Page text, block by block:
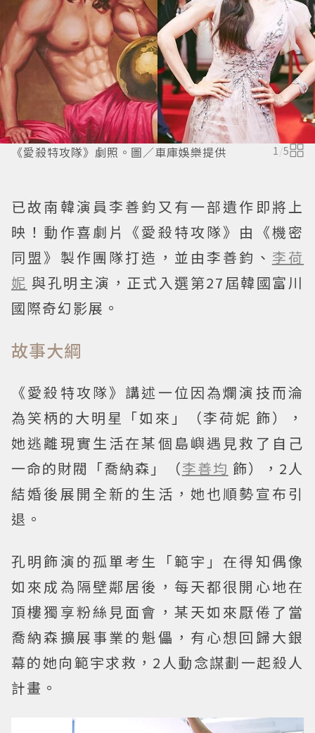
《愛殺特攻隊》劇照。圖／車庫娛樂提供 1/5
已故南韓演員李善鈞又有一部遺作即將上
映！動作喜劇片《愛殺特攻隊》由《機密
同盟》製作團隊打造，並由李善鈞、 李荷
妮 與孔明主演，正式入選第27屆韓國富川
國際奇幻影展。
故事大綱
《愛殺特攻隊》講述一位因為爛演技而淪
為笑柄的大明星「如來」（李荷妮 飾），
她逃離現實生活在某個島嶼遇見救了自己
一命的財閥「喬納森」（李善均 飾），2人
結婚後展開全新的生活，她也順勢宣布引
退。
孔明飾演的孤單考生「範宇」在得知偶像
如來成為隔壁鄰居後，每天都很開心地在
頂樓獨享粉絲見面會，某天如來厭倦了當
喬納森擴展事業的魁儡，有心想回歸大銀
幕的她向範宇求救，2人動念謀劃一起殺人
計畫。